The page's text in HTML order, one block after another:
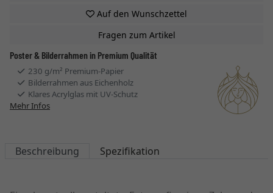
Auf den Wunschzettel
Fragen zum Artikel
Poster & Bilderrahmen in Premium Qualität
230 g/m² Premium-Papier
Bilderrahmen aus Eichenholz
Klares Acrylglas mit UV-Schutz
Mehr Infos
Beschreibung Spezifikation